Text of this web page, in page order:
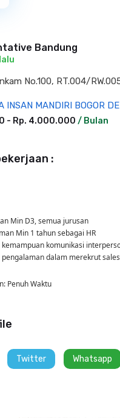
Bandung
No.100, RT.004/
INSAN MANDIRI BOGOR
- Rp. 4.000.000 / Bulan
:
Min D3, semua jurusan
Min 1 tahun sebagai HR
komunikasi
dalam merekrut sales
Penuh Waktu
Twitter Whatsapp